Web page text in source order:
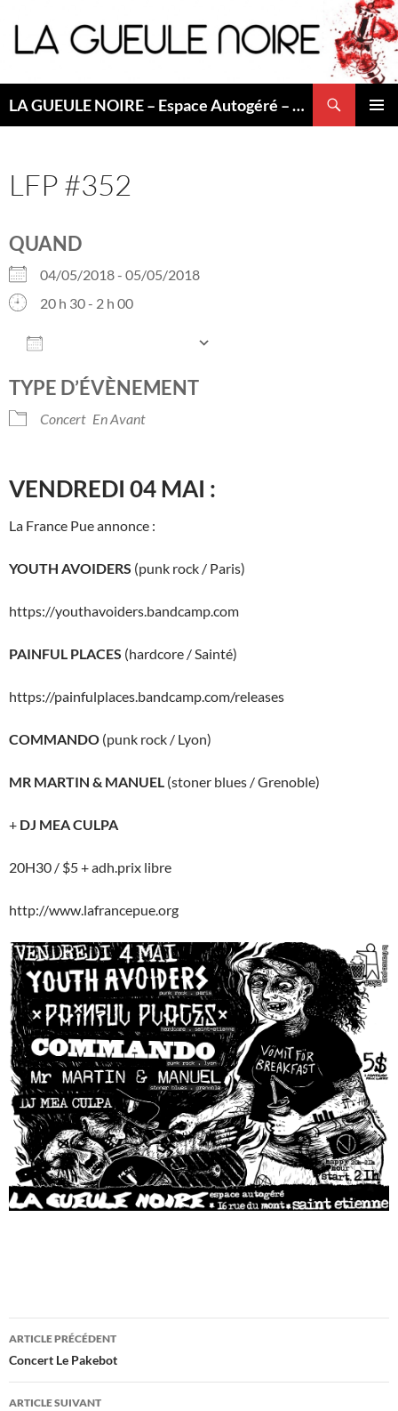
au
contenu
LA GUEULE NOIRE – Espace Autogéré – Saint Etienne
LFP #352
QUAND
04/05/2018 - 05/05/2018
20 h 30 - 2 h 00
TYPE D’ÉVÈNEMENT
Concert En Avant
VENDREDI 04 MAI :
La France Pue annonce :
YOUTH AVOIDERS (punk rock / Paris)
https://youthavoiders.bandcamp.com
PAINFUL PLACES (hardcore / Sainté)
https://painfulplaces.bandcamp.com/releases
COMMANDO (punk rock / Lyon)
MR MARTIN & MANUEL (stoner blues / Grenoble)
+ DJ MEA CULPA
20H30 / $5 + adh.prix libre
http://www.lafrancepue.org
Navigation
des
articles
ARTICLE PRÉCÉDENT
Concert Le Pakebot
ARTICLE SUIVANT